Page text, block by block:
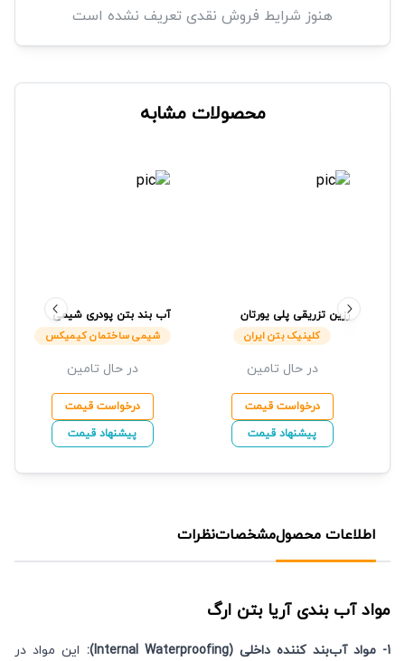
هنوز شرایط فروش نقدی تعریف نشده است
محصولات مشابه
رزین تزریقی پلی یورتان
AQUAFIN-P4 کلینیک بتن
کلینیک بتن ایران
در حال تامین
درخواست قیمت
پیشنهاد قیمت
آب بند بتن پودری شیمی
ساختمان کیمیکس
شیمی ساختمان کیمیکس
در حال تامین
درخواست قیمت
پیشنهاد قیمت
اطلاعات محصولمشخصاتنظرات
مواد آب بندی آریا بتن ارگ
1- مواد آب‌بند كننده داخلی (Internal Waterproofing):
این مواد در